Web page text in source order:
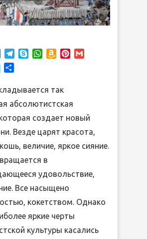
Mail.RuTelegram
SkypeWhatsApp
AmazonPinterest
так
абсолютистская
создает новый
Везде царят красота,
величие, яркое сияние.
в
удовольствие,
Все насыщено
кокетством. Однако
яркие черты
культуры касались